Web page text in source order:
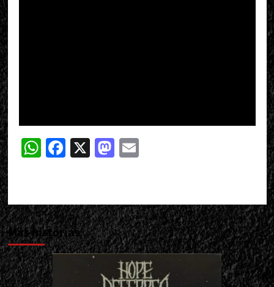
WhatsApp
Facebook
X Mastodon
Email
Más historias